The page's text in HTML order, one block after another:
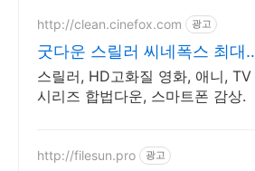
http://clean.cinefox.com 광고
굿다운 스릴러 씨네폭스 최대3
만원+10%추가적립
스릴러, HD고화질 영화, 애니, TV
시리즈 합법다운, 스마트폰 감상.
http://filesun.pro 광고